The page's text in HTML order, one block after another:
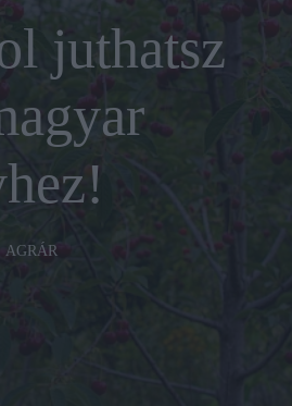
juthatsz
AGRÁR